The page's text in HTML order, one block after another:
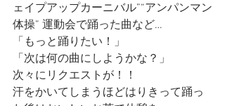
ェイプアップカーニバル”“アンパンマン
体操” 運動会で踊った曲など…
「もっと踊りたい！」
「次は何の曲にしようかな？」
次々にリクエストが！！
汗をかいてしまうほどはりきって踊っ